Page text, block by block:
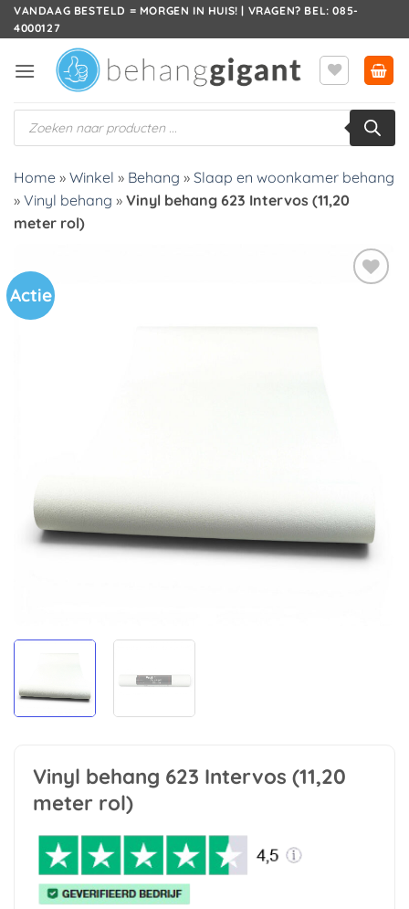
Ga
naar
VANDAAG BESTELD = MORGEN IN HUIS! | VRAGEN? BEL: 085-
4000127
Producten
zoeken
Home » Winkel » Behang » Slaap en woonkamer behang
» Vinyl behang » Vinyl behang 623 Intervos (11,20
meter rol)
Actie
Vinyl behang 623 Intervos (11,20
meter rol)